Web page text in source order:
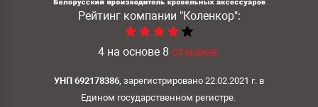
Рейтинг компании "Коленкор":
4 на основе 8 отзывов.
УНП 692178386 , зарегистрировано 22.02.2021 г. в
Едином государственном регистре.